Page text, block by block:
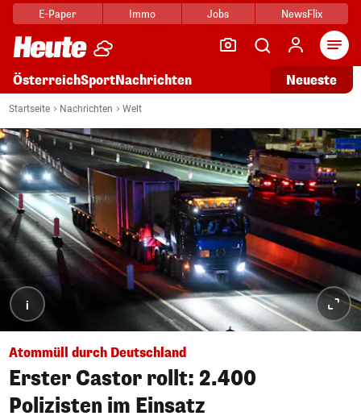
E-Paper Immo Jobs NewsFlix
ÖsterreichSportNachrichten Neueste
Startseite Nachrichten Welt
i
Atommüll durch Deutschland
Erster Castor rollt: 2.400
Polizisten im Einsatz